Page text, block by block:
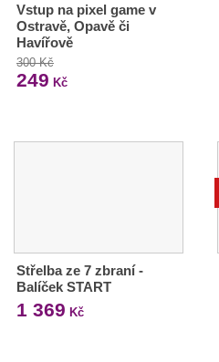
Vstup na pixel game v
Ostravě, Opavě či
Havířově
300 Kč
249 Kč
Střelba ze 7 zbraní -
Balíček START
1 369 Kč